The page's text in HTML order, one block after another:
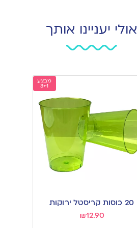
אולי יעניינו אותך
מבצע
3+1
20 כוסות קריסטל ירוקות
₪12.90